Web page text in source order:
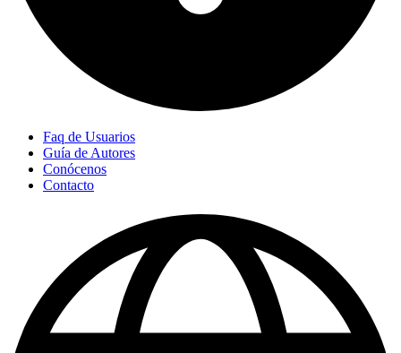
Faq de Usuarios
Guía de Autores
Conócenos
Contacto